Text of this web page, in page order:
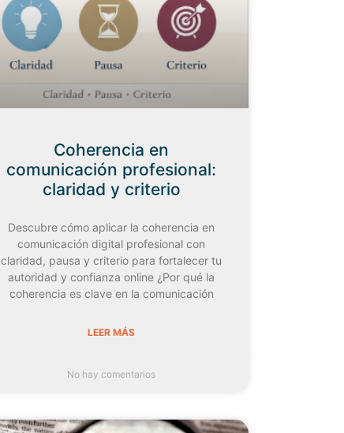
Coherencia en
comunicación profesional:
claridad y criterio
Descubre cómo aplicar la coherencia en
comunicación digital profesional con
claridad, pausa y criterio para fortalecer tu
autoridad y confianza online ¿Por qué la
coherencia es clave en la comunicación
LEER MÁS
No hay comentarios